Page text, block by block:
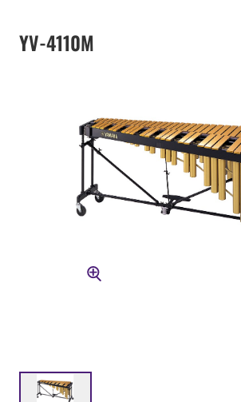
YV-4110M